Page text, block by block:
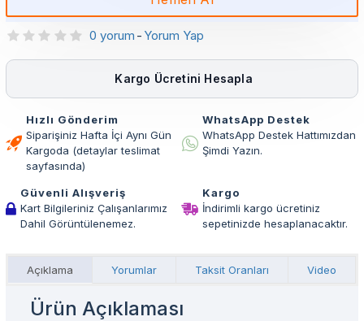
0 yorum - Yorum Yap
Kargo Ücretini Hesapla
Hızlı Gönderim
Siparişiniz Hafta İçi Aynı Gün
Kargoda (detaylar teslimat
sayfasında)
WhatsApp Destek
WhatsApp Destek Hattımızdan
Şimdi Yazın.
Güvenli Alışveriş
Kart Bilgileriniz Çalışanlarımız
Dahil Görüntülenemez.
Kargo
İndirimli kargo ücretiniz
sepetinizde hesaplanacaktır.
Açıklama Yorumlar Taksit Oranları Video
Ürün Açıklaması